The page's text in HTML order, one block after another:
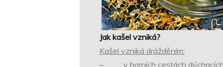
Jak kašel vzniká?
Kašel vzniká drážděním:
– v horních cestách